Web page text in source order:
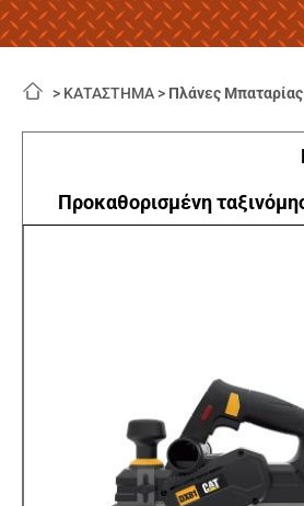
> ΚΑΤΑΣΤΗΜΑ > Πλάνες Μπαταρίας